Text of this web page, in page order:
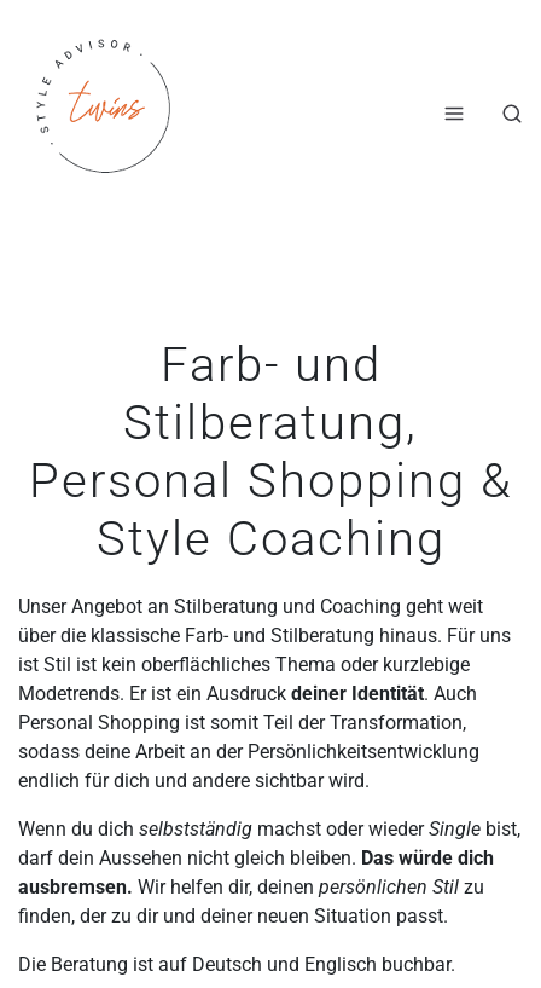
Farb- und
Stilberatung,
Personal Shopping &
Style Coaching
Unser Angebot an Stilberatung und Coaching geht weit
über die klassische Farb- und Stilberatung hinaus. Für uns
ist Stil ist kein oberflächliches Thema oder kurzlebige
Modetrends. Er ist ein Ausdruck deiner Identität. Auch
Personal Shopping ist somit Teil der Transformation,
sodass deine Arbeit an der Persönlichkeitsentwicklung
endlich für dich und andere sichtbar wird.
Wenn du dich selbstständig machst oder wiederSingle bist,
darf dein Aussehen nicht gleich bleiben. Das würde dich
ausbremsen. Wir helfen dir, deinen persönlichen Stil zu
finden, der zu dir und deiner neuen Situation passt.
Die Beratung ist auf Deutsch und Englisch buchbar.